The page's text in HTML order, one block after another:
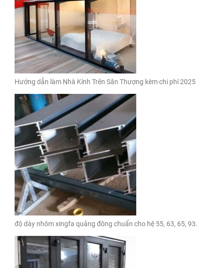
Hướng dẫn làm Nhà Kính Trên Sân Thượng kèm chi phí 2025
độ dày nhôm xingfa quảng đông chuẩn cho hệ 55, 63, 65, 93.